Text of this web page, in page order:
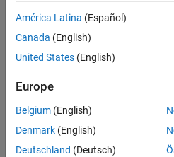
Actuellement,
aucune
offre
d'emploi
correspondant
à vos
critères
de
recherche.
América Latina (Español)
Canada (English)
United States (English)
Europe
Belgium (English)
Denmark (English)
Deutschland (Deutsch)